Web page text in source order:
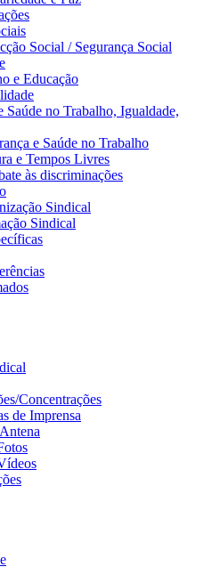
Social / Segurança Social
e Educação
Saúde no Trabalho, Igualdade,
e Saúde no Trabalho
e Tempos Livres
às discriminações
Sindical
Sindical
Concentrações
de Imprensa